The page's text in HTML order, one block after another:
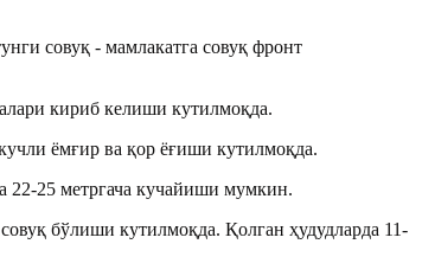
совуқ - мамлакатга совуқ фронт
кириб келиши кутилмоқда.
ёмғир ва қор ёғиши кутилмоқда.
22-25 метргача кучайиши мумкин.
бўлиши кутилмоқда. Қолган ҳудудларда 11-